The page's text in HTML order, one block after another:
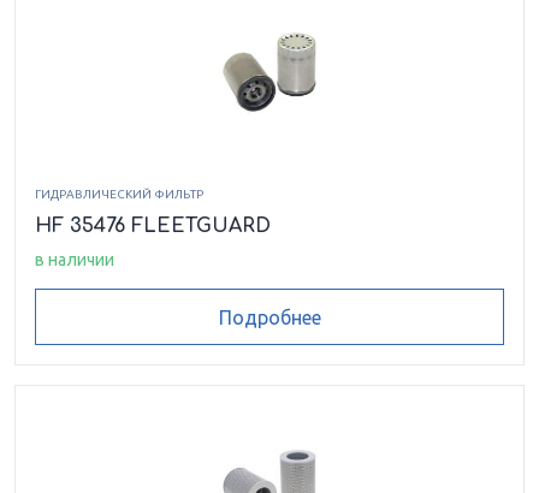
ГИДРАВЛИЧЕСКИЙ ФИЛЬТР
HF 35476 FLEETGUARD
в наличии
Подробнее